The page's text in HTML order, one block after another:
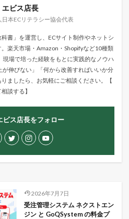
エビス店長
本ECリテラシー協会代表
科書」を運営し、ECサイト制作やネットシ
楽天市場・Amazon・Shopifyなど10種類
現場で培った経験をもとに実践的なノウハ
が伸びない」「何から改善すればいいか分
ましたら、お気軽にご相談ください。【
談する】
ビス店長をフォロー
2026年7月7日
受注管理システム ネクストエン
ジン と GoQSystem の料金プ